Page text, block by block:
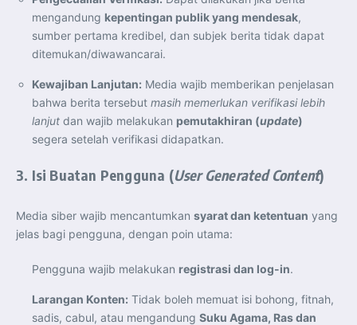
Perkuat Kerja Sama Repatriasi Artefak Budaya
Menteri PKP dan Ketua DEN Perkuat Kolaborasi
Teknologi, Data, dan Pembiayaan Demi Percepatan
Program 3 Juta Rumah
Pendaftaran MagangHub Angkatan II Batch 1 Dibuka
hingga 28 Juli 2026, Kesempatan Raih Pengalaman Kerja
KASAU Bekali 154 Perwira Remaja AAU 2026, Tekankan
Integritas dan Profesionalisme sebagai Bekal
Pengabdian
Menlu Sugiono Dorong Kemitraan ASEAN–Inggris yang
Lebih Erat Hadapi Tantangan Global
Indonesia Dorong ASEAN dan Uni Eropa Perkuat
Selatan untuk Perkuat Ketahanan Kawasan
ASEAN dan India Perkuat Ketahanan Kawasan lewat
Kerja Sama Maritim, Ekonomi, dan Kesehatan
BI Pertahankan BI-Rate 5,75 Persen untuk Jaga
Transparansi dan Akuntabilitas Program Makan Bergizi
mengandung kepentingan publik yang mendesak,
sumber pertama kredibel, dan subjek berita tidak dapat
ditemukan/diwawancarai.
Kewajiban Lanjutan: Media wajib memberikan penjelasan
bahwa berita tersebut masih memerlukan verifikasi lebih
lanjut dan wajib melakukan pemutakhiran (update)
segera setelah verifikasi didapatkan.
3. Isi Buatan Pengguna (User Generated Content)
Media siber wajib mencantumkan syarat dan ketentuan yang
jelas bagi pengguna, dengan poin utama:
Pengguna wajib melakukan registrasi dan log-in.
Larangan Konten: Tidak boleh memuat isi bohong, fitnah,
sadis, cabul, atau mengandung Suku Agama, Ras dan